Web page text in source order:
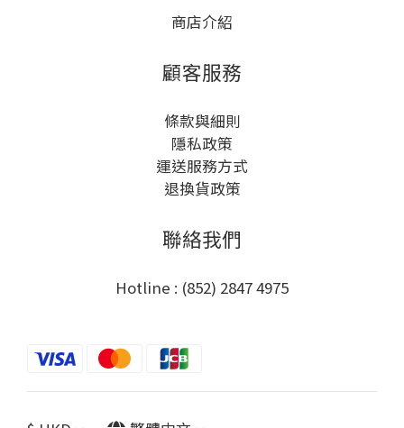
商店介紹
顧客服務
條款與細則
隱私政策
運送服務方式
退換貨政策
聯絡我們
Hotline : (852) 2847 4975